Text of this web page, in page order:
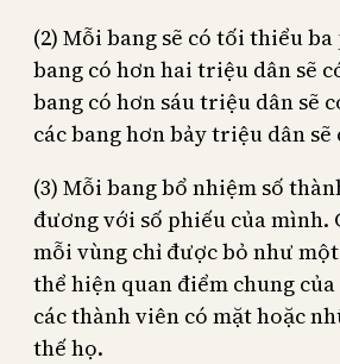
(2) Mỗi bang sẽ có tối thiểu
bang có hơn hai triệu dân sẽ
bang có hơn sáu triệu dân sẽ
các bang hơn bảy triệu dân sẽ
(3) Mỗi bang bổ nhiệm số
đương với số phiếu của mình.
mỗi vùng chỉ được bỏ như
thể hiện quan điểm chung
các thành viên có mặt hoặc
thế họ.